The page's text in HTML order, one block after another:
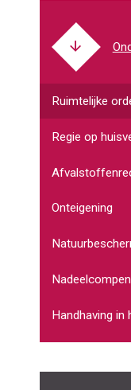
Ruimtelijke
Regie op
Onteigening
Handhaving in